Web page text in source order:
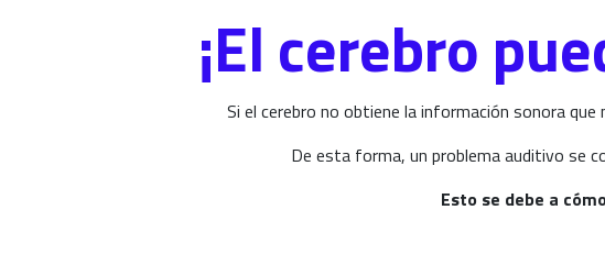
¡El cerebro
Si el cerebro no obtiene la información sonora
De esta forma, un problema auditivo se
Esto se debe a